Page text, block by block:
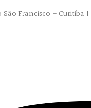
São Francisco – Curitiba